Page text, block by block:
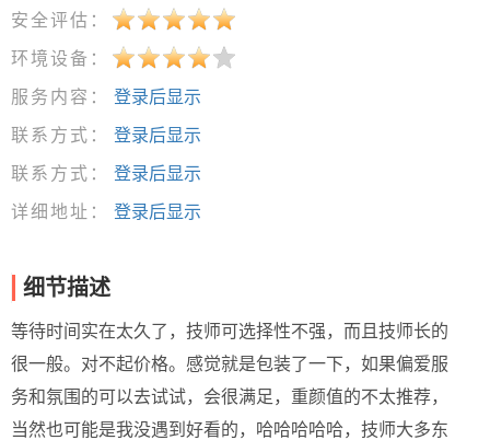
安全评估：
环境设备：
服务内容：
登录后显示
联系方式：
登录后显示
联系方式：
登录后显示
详细地址：
登录后显示
细节描述
等待时间实在太久了，技师可选择性不强，而且技师长的
很一般。对不起价格。感觉就是包装了一下，如果偏爱服
务和氛围的可以去试试，会很满足，重颜值的不太推荐，
当然也可能是我没遇到好看的，哈哈哈哈哈，技师大多东